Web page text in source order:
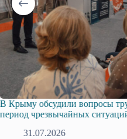
В Крыму обсудили вопросы
период чрезвычайных
31.07.2026